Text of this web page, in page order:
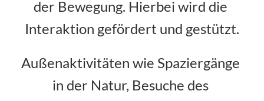
der Bewegung. Hierbei wird die
Interaktion gefördert und gestützt.
Außenaktivitäten wie Spaziergänge
in der Natur, Besuche des